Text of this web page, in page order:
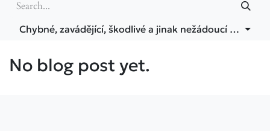
Chybné, zavádějící, škodlivé a jinak nežádoucí překlady anglických výrazů používané v češtině
No blog post yet.